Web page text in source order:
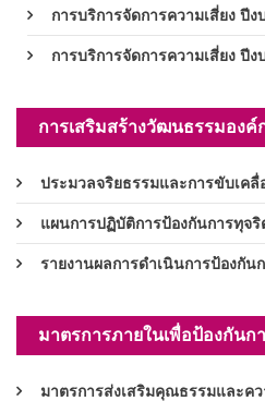
การบริการจัดการความเสี่ยง ปี
การบริการจัดการความเสี่ยง ปี
การเสริมสร้างวัฒนธรรมองค์
ประมวลจริยธรรมและการขับเคลื่
แผนการปฏิบัติการป้องกันการทุจริ
รายงานผลการดำเนินการป้องกัน
มาตรการภายในเพื่อป้องกันก
มาตรการส่งเสริมคุณธรรมและค